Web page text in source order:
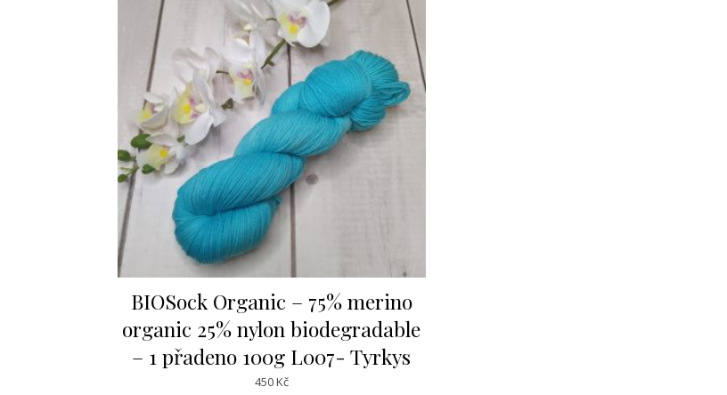
BIOSock Organic – 75% merino
organic 25% nylon biodegradable
– 1 přadeno 100g L007- Tyrkys
450Kč